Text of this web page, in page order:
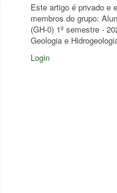
Este artigo é privado e
membros do grupo:
(GH-0) 1º semestre -
Geologia e
Login